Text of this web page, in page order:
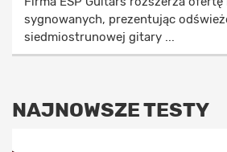
sygnowanych, prezentując
siedmiostrunowej gitary ...
NAJNOWSZE TESTY